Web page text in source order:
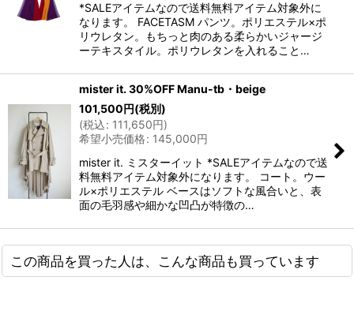
*SALEアイテムなので送料無料アイテム対象外に
なります。 FACETASM パンツ。ポリエステル×ポ
リウレタン。もちっと肉のある柔らかいジャージ
ーテキスタイル。ポリウレタンを入れること…
mister it. 30%OFF Manu-tb・beige
101,500円(税別)
(税込: 111,650円)
希望小売価格: 145,000円
mister it. ミスターイット *SALEアイテムなので送
料無料アイテム対象外になります。 コート。ウー
ル×ポリエステル ベースはソフトな風合いと、表
面の毛羽感や細かな凹凸が特徴の…
この商品を買った人は、こんな商品も買っています